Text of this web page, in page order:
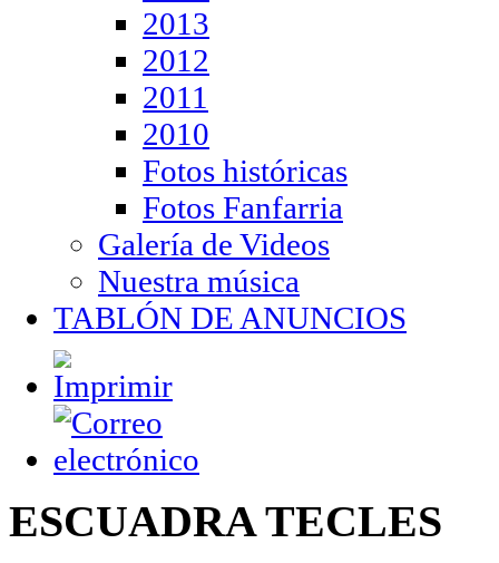
2013
2012
2011
2010
Fotos históricas
Fotos Fanfarria
Galería de Videos
Nuestra música
TABLÓN DE ANUNCIOS
ESCUADRA TECLES